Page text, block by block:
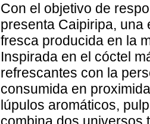
Con el objetivo de
presenta Caipiripa, una
fresca producida en la
Inspirada en el cóctel
refrescantes con la
consumida en
lúpulos aromáticos,